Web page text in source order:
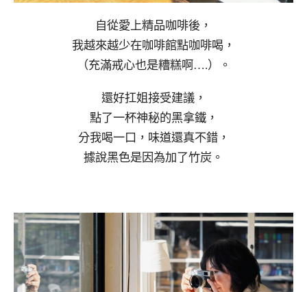
自從愛上精品咖啡後，
我越來越少在咖啡館點咖啡喝，
（充滿戒心也是糟糕啊….）。
還好扛姐接受建議，
點了一杯神秘的黑拿鐵，
分我喝一口，味道還真不錯，
據說黑色是因為加了竹炭。